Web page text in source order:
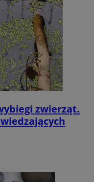
zwierząt.